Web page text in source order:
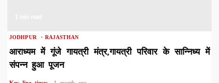
JODHPUR RAJASTHAN
आराध्यम में गूंजे गायत्री मंत्र,गायत्री परिवार के सान्निध्य में
संपन्न हुआ पूजन